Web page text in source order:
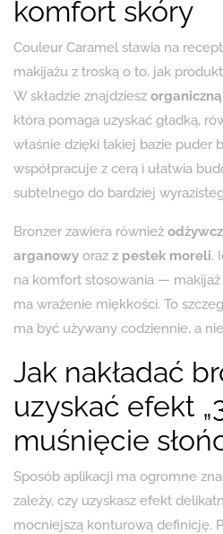
komfort skóry
Couleur Caramel stawia na
makijażu z troską o to, jak
W składzie znajdziesz
która pomaga uzyskać gładką,
właśnie dzięki takiej bazie puder
współpracuje z cerą i ułatwia
subtelnego do bardziej
Bronzer zawiera również
arganowy oraz z pestek moreli.
na komfort stosowania — makijaż
ma wrażenie miękkości. To
ma być używany codziennie, a
Jak nakładać
uzyskać efekt
muśnięcie
Sposób aplikacji ma ogromne
zależy, czy uzyskasz efekt
mocniejszą konturową definicję.